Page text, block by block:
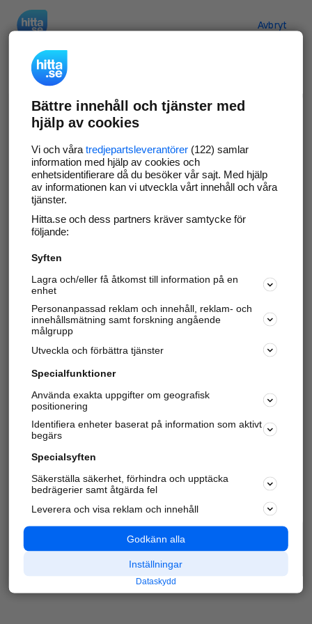
Avbryt
Verifiera ditt företag
Gör som 69 532företag
företagssida på hitta.se och syns bättre mot
kunder i ditt närområde. Helt kostnadsfritt.
Uppdatera din företagsinformation
Svara på och hantera dina omdömen
Har du redan verifierat ditt företag? Logga in
Varje vecka besöker du och4 miljoner
andra
härliga användare oss för att hitta rätt lokal
information om företag, privatpersoner och
platser.
Bättre innehåll och tjänster med
hjälp av cookies
Vi och våra tredjepartsleverantörer(122) samlar
information med hjälp av cookies och
enhetsidentifierare då du besöker vår sajt. Med hjälp
av informationen kan vi utveckla vårt innehåll och våra
tjänster.
Hitta.se och dess partners kräver samtycke för
följande:
Syften
Lagra och/eller få åtkomst till information på en
enhet
Personanpassad reklam och innehåll, reklam- och
innehållsmätning samt forskning angående
målgrupp
Utveckla och förbättra tjänster
Specialfunktioner
Använda exakta uppgifter om geografisk
positionering
Identifiera enheter baserat på information som aktivt
begärs
Specialsyften
Säkerställa säkerhet, förhindra och upptäcka
bedrägerier samt åtgärda fel
Leverera och visa reklam och innehåll
Godkänn alla
Inställningar
Dataskydd